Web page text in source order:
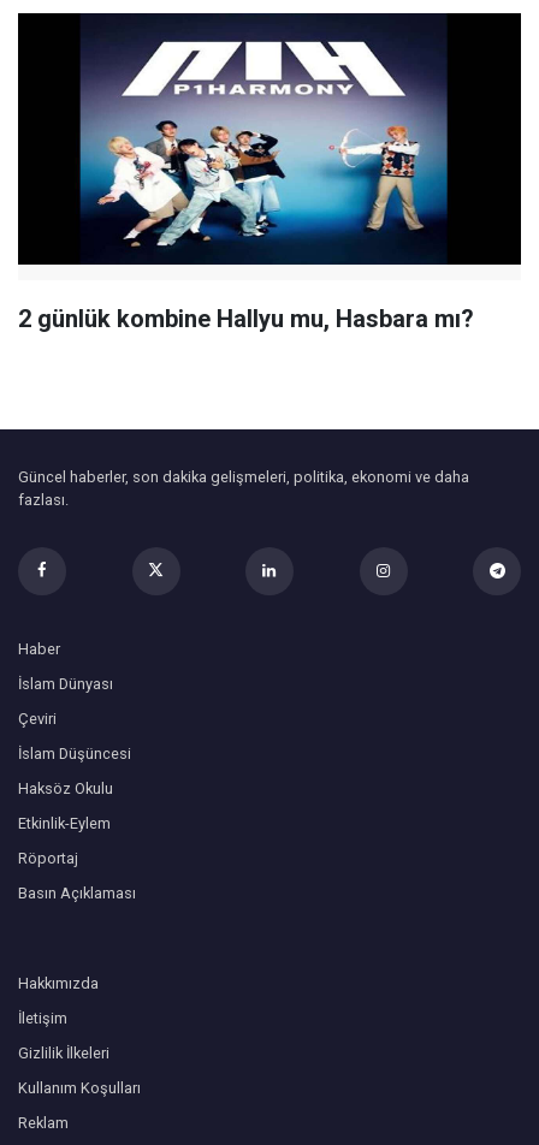
2 günlük kombine Hallyu mu, Hasbara mı?
Güncel haberler, son dakika gelişmeleri, politika, ekonomi ve daha
fazlası.
Haber
İslam Dünyası
Çeviri
İslam Düşüncesi
Haksöz Okulu
Etkinlik-Eylem
Röportaj
Basın Açıklaması
Hakkımızda
İletişim
Gizlilik İlkeleri
Kullanım Koşulları
Reklam